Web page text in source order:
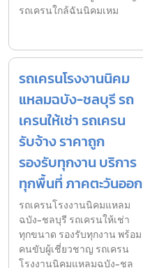
รถเครนใกล้ฉันนิคมเหม
รถเครนโรงงานนิคม
แหลมฉบัง-ชลบุรี รถ
เครนให้เช่า รถเครน
รับจ้าง ราคาถูก
รองรับทุกงาน บริการ
ทุกพื้นที่ ภาคตะวันออก
รถเครนโรงงานนิคมแหลม
ฉบัง-ชลบุรี รถเครนให้เช่า
ทุกขนาด รองรับทุกงาน พร้อม
คนขับผู้เชี่ยวชาญ รถเครน
โรงงานนิคมแหลมฉบัง-ชล